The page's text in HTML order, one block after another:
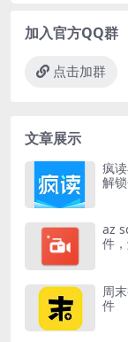
加入官方QQ群
点击加群
文章展示
疯
解
az
件
周
件